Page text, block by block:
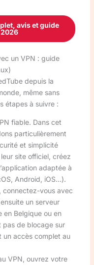
avis et guide
un VPN : guide
depuis la
même sans
étapes à suivre :
fiable. Dans cet
particulièrement
et simplicité
site officiel, créez
adaptée à
Android, iOS…).
connectez-vous avec
un serveur
en Belgique ou en
pas de blocage sur
un accès complet au
VPN, ouvrez votre